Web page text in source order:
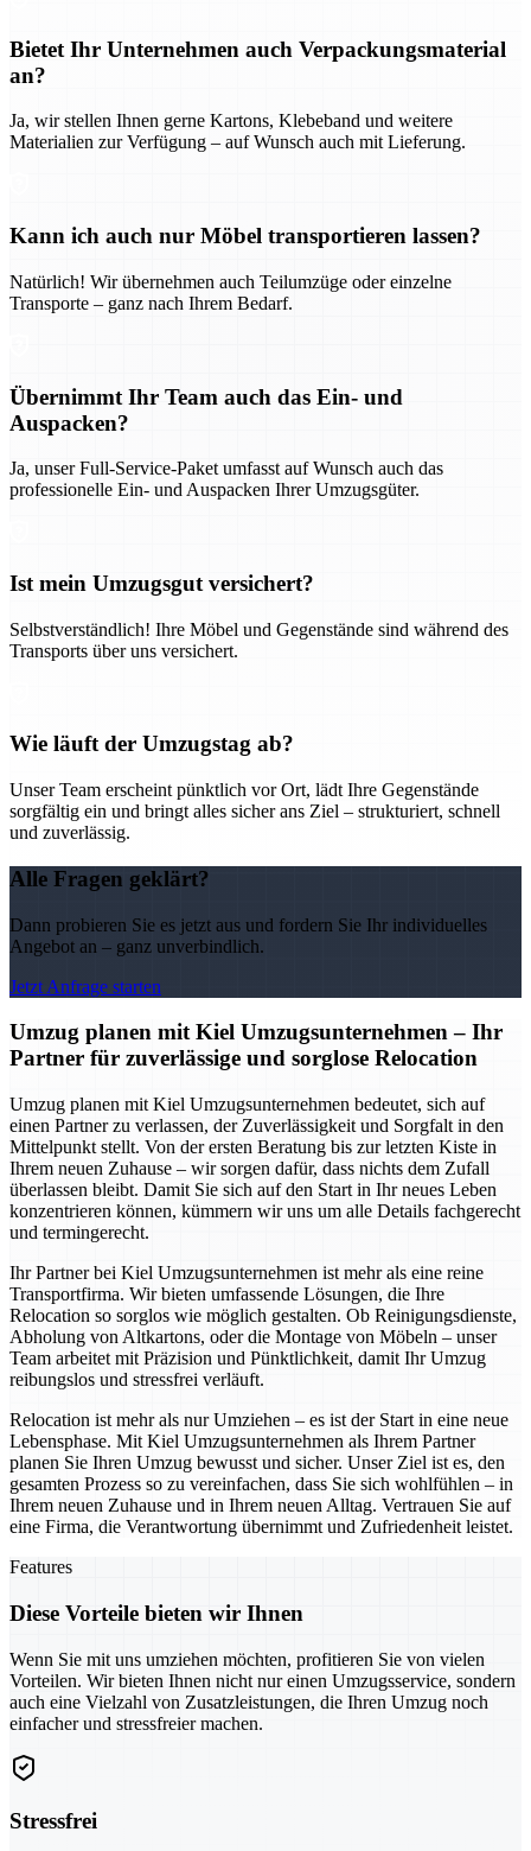
Bietet Ihr Unternehmen auch Verpackungsmaterial
an?
Ja, wir stellen Ihnen gerne Kartons, Klebeband und weitere
Materialien zur Verfügung – auf Wunsch auch mit Lieferung.
Kann ich auch nur Möbel transportieren lassen?
Natürlich! Wir übernehmen auch Teilumzüge oder einzelne
Transporte – ganz nach Ihrem Bedarf.
Übernimmt Ihr Team auch das Ein- und
Auspacken?
Ja, unser Full-Service-Paket umfasst auf Wunsch auch das
professionelle Ein- und Auspacken Ihrer Umzugsgüter.
Ist mein Umzugsgut versichert?
Selbstverständlich! Ihre Möbel und Gegenstände sind während des
Transports über uns versichert.
Wie läuft der Umzugstag ab?
Unser Team erscheint pünktlich vor Ort, lädt Ihre Gegenstände
sorgfältig ein und bringt alles sicher ans Ziel – strukturiert, schnell
und zuverlässig.
Alle Fragen geklärt?
Dann probieren Sie es jetzt aus und fordern Sie Ihr individuelles
Angebot an – ganz unverbindlich.
Jetzt Anfrage starten
Umzug planen mit Kiel Umzugsunternehmen – Ihr
Partner für zuverlässige und sorglose Relocation
Umzug planen mit Kiel Umzugsunternehmen bedeutet, sich auf
einen Partner zu verlassen, der Zuverlässigkeit und Sorgfalt in den
Mittelpunkt stellt. Von der ersten Beratung bis zur letzten Kiste in
Ihrem neuen Zuhause – wir sorgen dafür, dass nichts dem Zufall
überlassen bleibt. Damit Sie sich auf den Start in Ihr neues Leben
konzentrieren können, kümmern wir uns um alle Details fachgerecht
und termingerecht.
Ihr Partner bei Kiel Umzugsunternehmen ist mehr als eine reine
Transportfirma. Wir bieten umfassende Lösungen, die Ihre
Relocation so sorglos wie möglich gestalten. Ob Reinigungsdienste,
Abholung von Altkartons, oder die Montage von Möbeln – unser
Team arbeitet mit Präzision und Pünktlichkeit, damit Ihr Umzug
reibungslos und stressfrei verläuft.
Relocation ist mehr als nur Umziehen – es ist der Start in eine neue
Lebensphase. Mit Kiel Umzugsunternehmen als Ihrem Partner
planen Sie Ihren Umzug bewusst und sicher. Unser Ziel ist es, den
gesamten Prozess so zu vereinfachen, dass Sie sich wohlfühlen – in
Ihrem neuen Zuhause und in Ihrem neuen Alltag. Vertrauen Sie auf
eine Firma, die Verantwortung übernimmt und Zufriedenheit leistet.
Features
Diese Vorteile bieten wir Ihnen
Wenn Sie mit uns umziehen möchten, profitieren Sie von vielen
Vorteilen. Wir bieten Ihnen nicht nur einen Umzugsservice, sondern
auch eine Vielzahl von Zusatzleistungen, die Ihren Umzug noch
einfacher und stressfreier machen.
Stressfrei